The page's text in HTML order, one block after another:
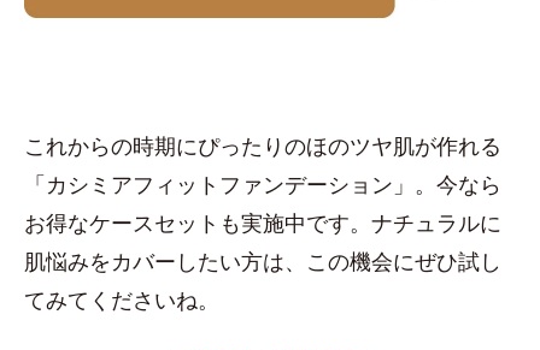
これからの時期にぴったりのほのツヤ肌が作れる
「カシミアフィットファンデーション」。今なら
お得なケースセットも実施中です。ナチュラルに
肌悩みをカバーしたい方は、この機会にぜひ試し
てみてくださいね。